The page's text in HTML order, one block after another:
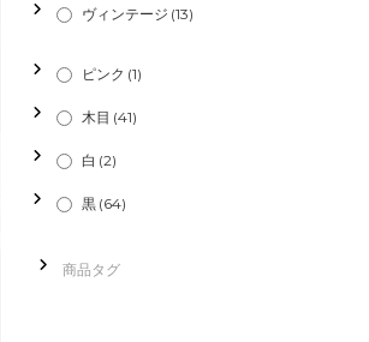
ヴィンテージ (13)
ピンク (1)
木目 (41)
白 (2)
黒 (64)